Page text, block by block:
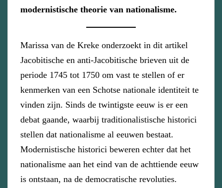
modernistische theorie van nationalisme.
Marissa van de Kreke onderzoekt in dit artikel
Jacobitische en anti-Jacobitische brieven uit de
periode 1745 tot 1750 om vast te stellen of er
kenmerken van een Schotse nationale identiteit te
vinden zijn. Sinds de twintigste eeuw is er een
debat gaande, waarbij traditionalistische historici
stellen dat nationalisme al eeuwen bestaat.
Modernistische historici beweren echter dat het
nationalisme aan het eind van de achttiende eeuw
is ontstaan, na de democratische revoluties.